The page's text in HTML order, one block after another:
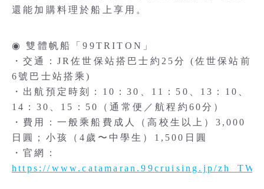
還能加購料理於船上享用。
◉ 雙體帆船「99TRITON」
・交通：JR佐世保站搭巴士約25分 (佐世保站前
6號巴士站搭乘)
・出航預定時刻：10：30、11：50、13：10、
14：30、15：50（通常便／航程約60分）
・費用：一般乘船費成人（高校生以上）3,000
日圓；小孩（4歲〜中學生）1,500日圓
・官網：
https://www.catamaran.99cruising.jp/zh_TW/